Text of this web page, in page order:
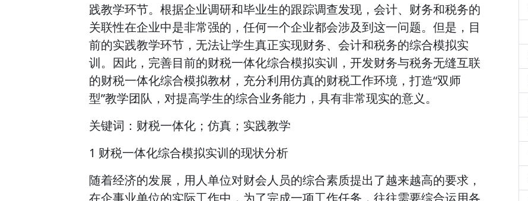
践教学环节。根据企业调研和毕业生的跟踪调查发现，会计、财务和税务的
关联性在企业中是非常强的，任何一个企业都会涉及到这一问题。但是，目
前的实践教学环节，无法让学生真正实现财务、会计和税务的综合模拟实
训。因此，完善目前的财税一体化综合模拟实训，开发财务与税务无缝互联
的财税一体化综合模拟教材，充分利用仿真的财税工作环境，打造“双师
型”教学团队，对提高学生的综合业务能力，具有非常现实的意义。
关键词：财税一体化；仿真；实践教学
1 财税一体化综合模拟实训的现状分析
随着经济的发展，用人单位对财会人员的综合素质提出了越来越高的要求，
在企事业单位的实际工作中，为了完成一项工作任务，往往需要综合运用各